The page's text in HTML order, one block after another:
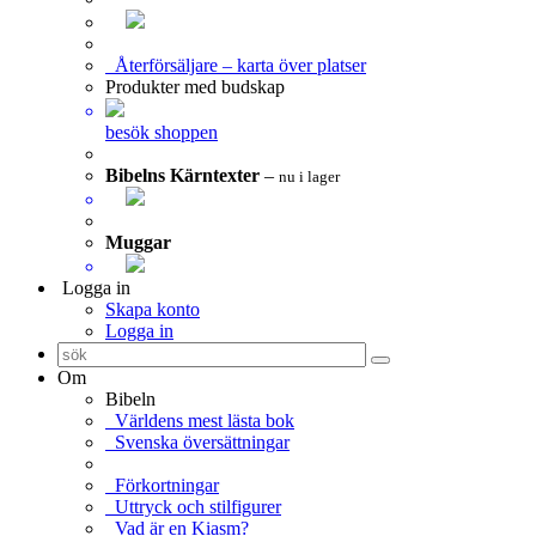
Återförsäljare – karta över platser
Produkter med budskap
besök shoppen
Bibelns Kärntexter – nu i lager
Muggar
Logga in
Skapa konto
Logga in
Om
Bibeln
Världens mest lästa bok
Svenska översättningar
Förkortningar
Uttryck och stilfigurer
Vad är en Kiasm?